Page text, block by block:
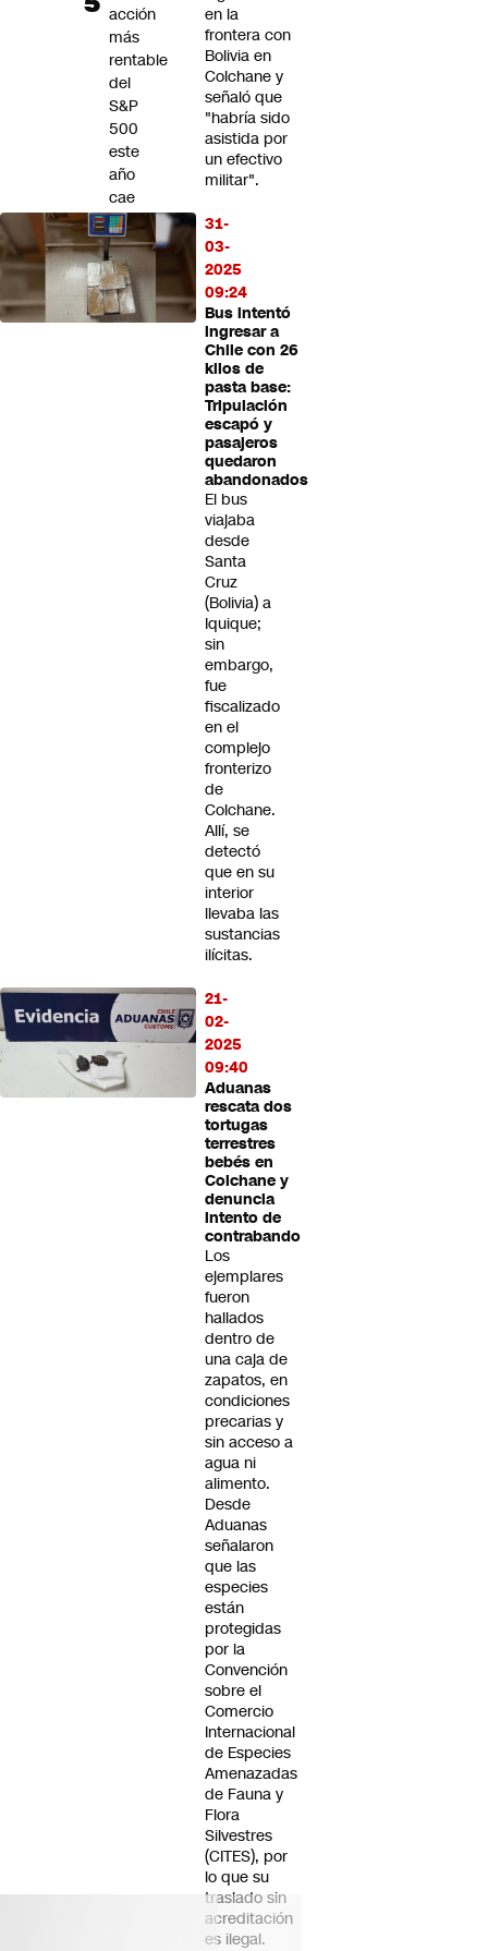
en la
frontera con
Bolivia en
Colchane y
señaló que
"habría sido
asistida por
un efectivo
militar".
31-
03-
2025
09:24
Bus intentó
ingresar a
Chile con 26
kilos de
pasta base:
Tripulación
escapó y
pasajeros
quedaron
abandonados
El bus
viajaba
desde
Santa
Cruz
(Bolivia) a
Iquique;
sin
embargo,
fue
fiscalizado
en el
complejo
fronterizo
de
Colchane.
Allí, se
detectó
que en su
interior
llevaba las
sustancias
ilícitas.
21-
02-
2025
09:40
Aduanas
rescata dos
tortugas
terrestres
bebés en
Colchane y
denuncia
intento de
contrabando
Los
ejemplares
fueron
hallados
dentro de
una caja de
zapatos, en
condiciones
precarias y
sin acceso a
agua ni
alimento.
Desde
Aduanas
señalaron
que las
especies
están
protegidas
por la
Convención
sobre el
Comercio
Internacional
de Especies
Amenazadas
de Fauna y
Flora
Silvestres
(CITES), por
lo que su
traslado sin
acreditación
es ilegal.
acción
más
rentable
del
S&P
500
este
año
cae
casi
7%